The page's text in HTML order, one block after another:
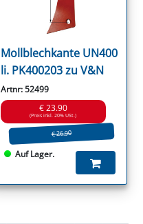
Mollblechkante UN400
li. PK400203 zu V&N
Artnr: 52499
€ 23.90
(Preis inkl. 20% USt.)
€ 26.90
Auf Lager.